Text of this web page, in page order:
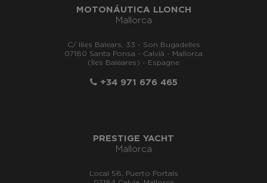
MOTONÁUTICA LLONCH
Mallorca
C/ Illes Balears, 33 - Son Bugadelles
07180 Santa Ponsa - Calvià - Mallorca
(Îles Baléares) - Espagne
+34 971 676 465
PRESTIGE YACHT
Mallorca
Local 58, Puerto Portals